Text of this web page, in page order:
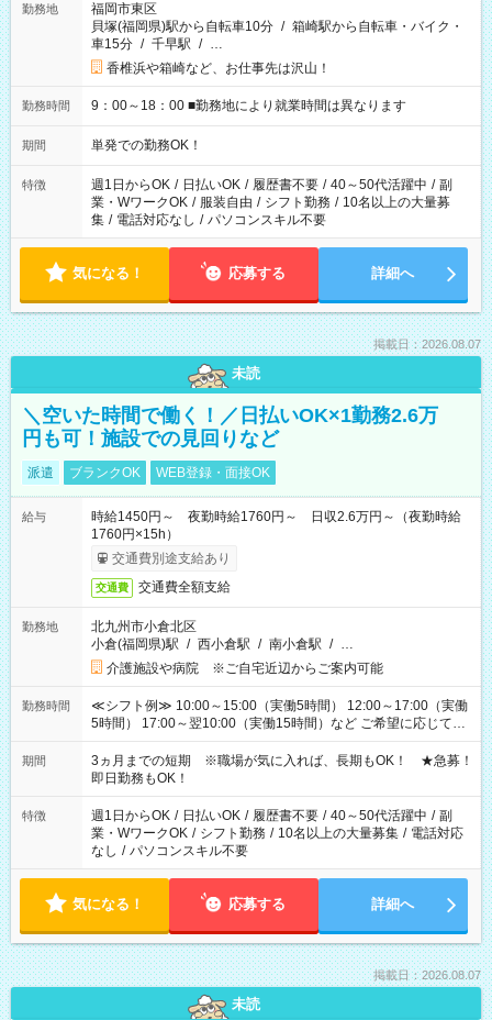
勤務地
福岡市東区
貝塚(福岡県)駅から自転車10分 / 箱崎駅から自転車・バイク・
車15分 / 千早駅 / …
香椎浜や箱崎など、お仕事先は沢山！
勤務時間 9：00～18：00 ■勤務地により就業時間は異なります
期間 単発での勤務OK！
特徴 週1日からOK / 日払いOK / 履歴書不要 / 40～50代活躍中 / 副
業・WワークOK / 服装自由 / シフト勤務 / 10名以上の大量募
集 / 電話対応なし / パソコンスキル不要
気になる！ 応募する 詳細へ
掲載日：2026.08.07
未読
＼空いた時間で働く！／日払いOK×1勤務2.6万
円も可！施設での見回りなど
派遣 ブランクOK WEB登録・面接OK
給与
時給1450円～ 夜勤時給1760円～ 日収2.6万円～（夜勤時給
1760円×15h）
交通費別途支給あり
交通費 交通費全額支給
勤務地
北九州市小倉北区
小倉(福岡県)駅 / 西小倉駅 / 南小倉駅 / …
介護施設や病院 ※ご自宅近辺からご案内可能
勤務時間
≪シフト例≫ 10:00～15:00（実働5時間） 12:00～17:00（実働
5時間） 17:00～翌10:00（実働15時間）など ご希望に応じて、
働く時間は調整できます！ お気軽に担当へ相談ください！
期間
3ヵ月までの短期 ※職場が気に入れば、長期もOK！ ★急募！
即日勤務もOK！
特徴 週1日からOK / 日払いOK / 履歴書不要 / 40～50代活躍中 / 副
業・WワークOK / シフト勤務 / 10名以上の大量募集 / 電話対応
なし / パソコンスキル不要
気になる！ 応募する 詳細へ
掲載日：2026.08.07
未読